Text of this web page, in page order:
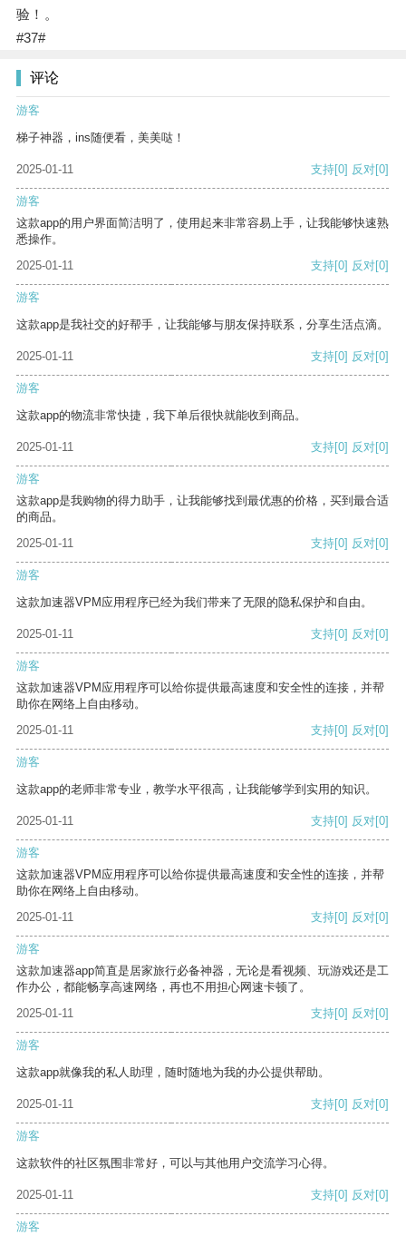
验！。
#37#
评论
游客
梯子神器，ins随便看，美美哒！
2025-01-11 支持[0] 反对[0]
游客
这款app的用户界面简洁明了，使用起来非常容易上手，让我能够快速熟
悉操作。
2025-01-11
支持[0] 反对[0]
游客
这款app是我社交的好帮手，让我能够与朋友保持联系，分享生活点滴。
2025-01-11 支持[0] 反对[0]
游客
这款app的物流非常快捷，我下单后很快就能收到商品。
2025-01-11 支持[0] 反对[0]
游客
这款app是我购物的得力助手，让我能够找到最优惠的价格，买到最合适
的商品。
2025-01-11
支持[0] 反对[0]
游客
这款加速器VPM应用程序已经为我们带来了无限的隐私保护和自由。
2025-01-11 支持[0] 反对[0]
游客
这款加速器VPM应用程序可以给你提供最高速度和安全性的连接，并帮
助你在网络上自由移动。
2025-01-11
支持[0] 反对[0]
游客
这款app的老师非常专业，教学水平很高，让我能够学到实用的知识。
2025-01-11 支持[0] 反对[0]
游客
这款加速器VPM应用程序可以给你提供最高速度和安全性的连接，并帮
助你在网络上自由移动。
2025-01-11
支持[0] 反对[0]
游客
这款加速器app简直是居家旅行必备神器，无论是看视频、玩游戏还是工
作办公，都能畅享高速网络，再也不用担心网速卡顿了。
2025-01-11
支持[0] 反对[0]
游客
这款app就像我的私人助理，随时随地为我的办公提供帮助。
2025-01-11 支持[0] 反对[0]
游客
这款软件的社区氛围非常好，可以与其他用户交流学习心得。
2025-01-11 支持[0] 反对[0]
游客